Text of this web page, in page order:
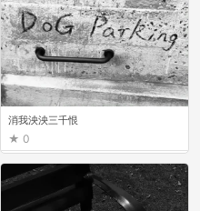
消我泱泱三千恨
0